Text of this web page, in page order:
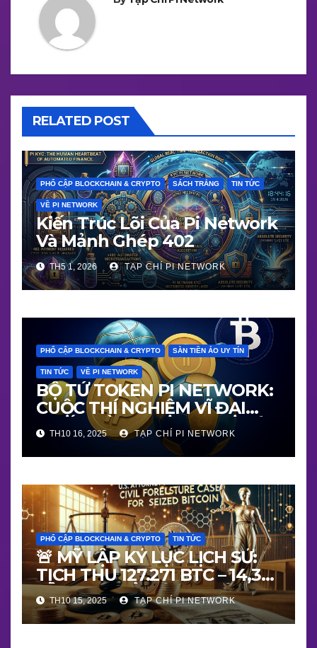
RELATED POST
PHỔ CẬP BLOCKCHAIN & CRYPTO SÁCH TRẮNG TIN TỨC
VỀ PI NETWORK
Kiến Trúc Lõi Của Pi Network
Và Mảnh Ghép 402
TH5 1, 2026 TẠP CHÍ PI NETWORK
PHỔ CẬP BLOCKCHAIN & CRYPTO SÀN TIỀN ẢO UY TÍN
TIN TỨC VỀ PI NETWORK
BỘ TỨ TOKEN PI NETWORK:
CUỘC THÍ NGHIỆM VĨ ĐẠI
NHẤT VỀ BLOCKCHAIN THẬT
– NGƯỜI THẬT – GIÁ TRỊ
THẬT
TH10 16, 2025 TẠP CHÍ PI NETWORK
PHỔ CẬP BLOCKCHAIN & CRYPTO TIN TỨC
🚨 MỸ LẬP KỶ LỤC LỊCH SỬ:
TỊCH THU 127.271 BTC – 14,36
TỶ USD – MỞ MÀN “THỜI ĐẠI
PHÁP LÝ BLOCKCHAIN”!
TH10 15, 2025 TẠP CHÍ PI NETWORK